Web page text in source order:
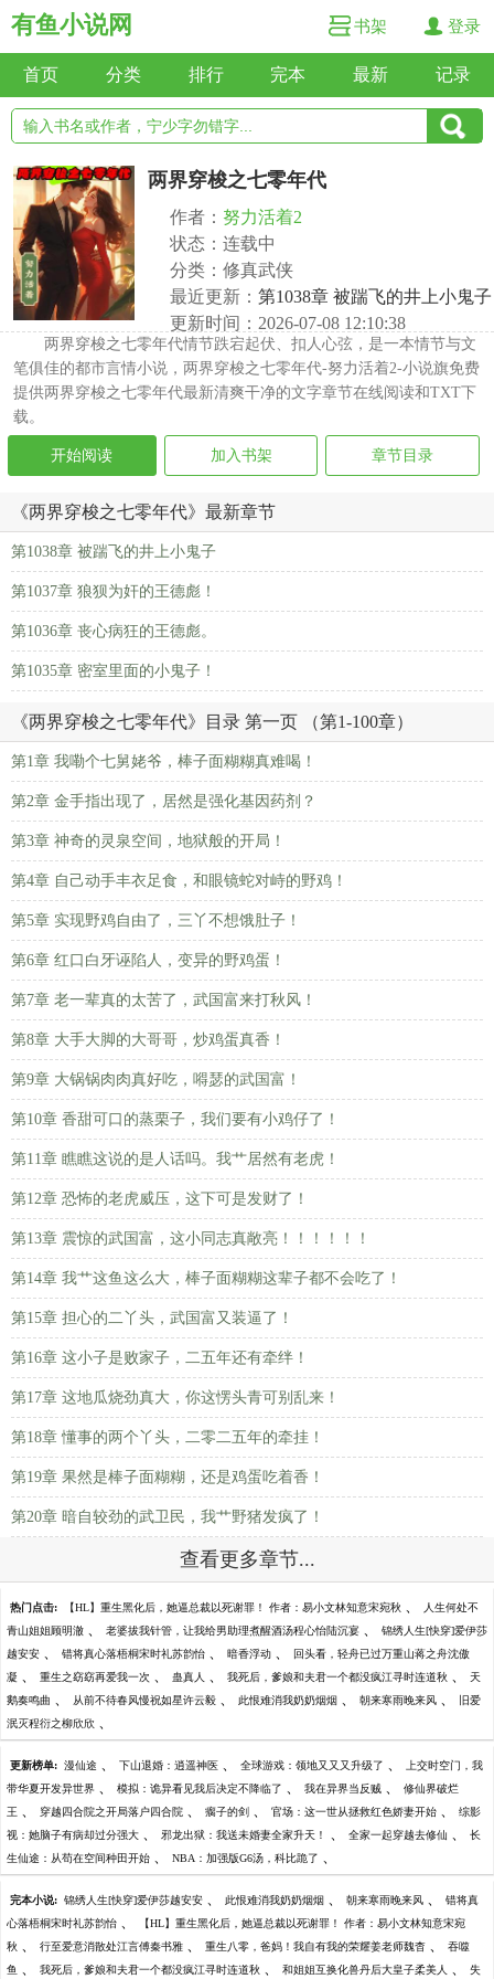
有鱼小说网 书架 登录
首页 分类 排行 完本 最新 记录
两界穿梭之七零年代
作者： 努力活着2
状态：连载中
分类：修真武侠
最近更新： 第1038章 被踹飞的井上小鬼子
更新时间：2026-07-08 12:10:38
两界穿梭之七零年代情节跌宕起伏、扣人心弦，是一本情节与文
笔俱佳的都市言情小说，两界穿梭之七零年代-努力活着2-小说旗免费
提供两界穿梭之七零年代最新清爽干净的文字章节在线阅读和TXT下
载。
开始阅读 加入书架 章节目录
《两界穿梭之七零年代》最新章节
第1038章 被踹飞的井上小鬼子
第1037章 狼狈为奸的王德彪！
第1036章 丧心病狂的王德彪。
第1035章 密室里面的小鬼子！
《两界穿梭之七零年代》目录 第一页 （第1-100章）
第1章 我嘞个七舅姥爷，棒子面糊糊真难喝！
第2章 金手指出现了，居然是强化基因药剂？
第3章 神奇的灵泉空间，地狱般的开局！
第4章 自己动手丰衣足食，和眼镜蛇对峙的野鸡！
第5章 实现野鸡自由了，三丫不想饿肚子！
第6章 红口白牙诬陷人，变异的野鸡蛋！
第7章 老一辈真的太苦了，武国富来打秋风！
第8章 大手大脚的大哥哥，炒鸡蛋真香！
第9章 大锅锅肉肉真好吃，嘚瑟的武国富！
第10章 香甜可口的蒸栗子，我们要有小鸡仔了！
第11章 瞧瞧这说的是人话吗。我艹居然有老虎！
第12章 恐怖的老虎威压，这下可是发财了！
第13章 震惊的武国富，这小同志真敞亮！！！！！！
第14章 我艹这鱼这么大，棒子面糊糊这辈子都不会吃了！
第15章 担心的二丫头，武国富又装逼了！
第16章 这小子是败家子，二五年还有牵绊！
第17章 这地瓜烧劲真大，你这愣头青可别乱来！
第18章 懂事的两个丫头，二零二五年的牵挂！
第19章 果然是棒子面糊糊，还是鸡蛋吃着香！
第20章 暗自较劲的武卫民，我艹野猪发疯了！
查看更多章节...
热门点击: 【HL】重生黑化后，她逼总裁以死谢罪！ 作者：易小文林知意宋宛秋 、 人生何处不
青山姐姐顾明澈 、 老婆拔我针管，让我给男助理煮醒酒汤程心怡陆沉宴 、 锦绣人生[快穿]爱伊莎
越安安 、 错将真心落梧桐宋时礼苏韵怡 、 暗香浮动 、 回头看，轻舟已过万重山蒋之舟沈傲
凝 、 重生之窈窈再爱我一次 、 蛊真人 、 我死后，爹娘和夫君一个都没疯江寻时连道秋 、 天
鹅奏鸣曲 、 从前不待春风慢祝如星许云毅 、 此恨难消我奶奶烟烟 、 朝来寒雨晚来风 、 旧爱
泯灭程衍之柳欣欣 、
更新榜单: 漫仙途 、 下山退婚：逍遥神医 、 全球游戏：领地又又又升级了 、 上交时空门，我
带华夏开发异世界 、 模拟：诡异看见我后决定不降临了 、 我在异界当反贼 、 修仙界破烂
王 、 穿越四合院之开局落户四合院 、 瘸子的剑 、 官场：这一世从拯救红色娇妻开始 、 综影
视：她脑子有病却过分强大 、 邪龙出狱：我送未婚妻全家升天！ 、 全家一起穿越去修仙 、 长
生仙途：从苟在空间种田开始 、 NBA：加强版G6汤，科比跪了 、
完本小说: 锦绣人生[快穿]爱伊莎越安安 、 此恨难消我奶奶烟烟 、 朝来寒雨晚来风 、 错将真
心落梧桐宋时礼苏韵怡 、 【HL】重生黑化后，她逼总裁以死谢罪！ 作者：易小文林知意宋宛
秋 、 行至爱意消散处江言傅秦书雅 、 重生八零，爸妈！我自有我的荣耀姜老师魏杳 、 吞噬
鱼 、 我死后，爹娘和夫君一个都没疯江寻时连道秋 、 和姐姐互换化兽丹后大皇子柔美人 、 失